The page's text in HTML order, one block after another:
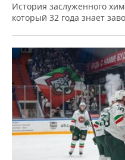
История заслуженного
который 32 года знает